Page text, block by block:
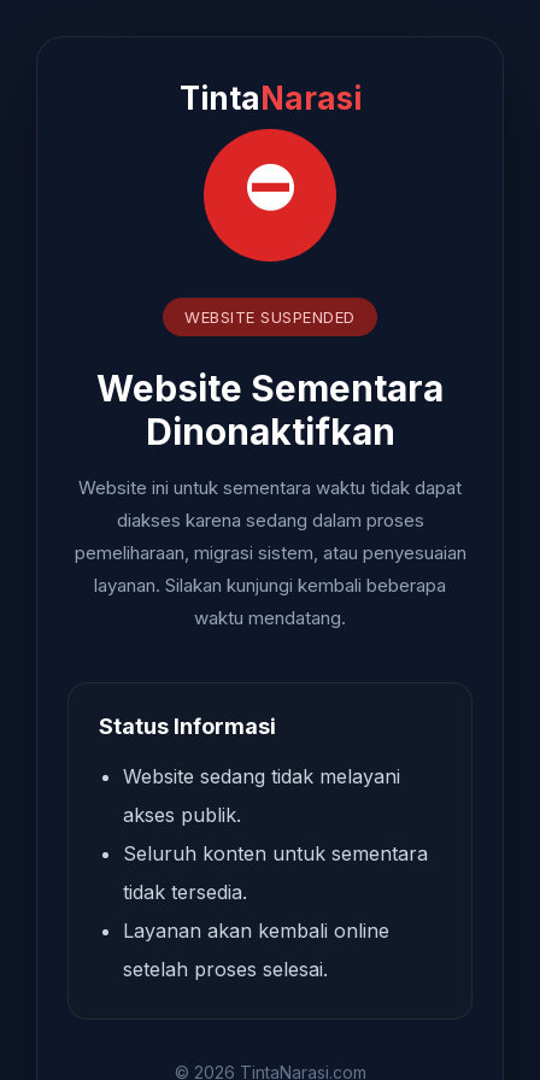
TintaNarasi
⛔
WEBSITE SUSPENDED
Website Sementara
Dinonaktifkan
Website ini untuk sementara waktu tidak dapat
diakses karena sedang dalam proses
pemeliharaan, migrasi sistem, atau penyesuaian
layanan. Silakan kunjungi kembali beberapa
waktu mendatang.
Status Informasi
Website sedang tidak melayani
akses publik.
Seluruh konten untuk sementara
tidak tersedia.
Layanan akan kembali online
setelah proses selesai.
© 2026 TintaNarasi.com